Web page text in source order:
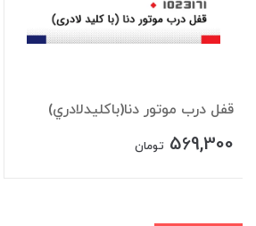
قفل درب موتور دنا(باکليدلادري)
569,300 تومان